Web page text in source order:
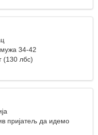
34-42
(130 лбс)
пријатељ да идемо